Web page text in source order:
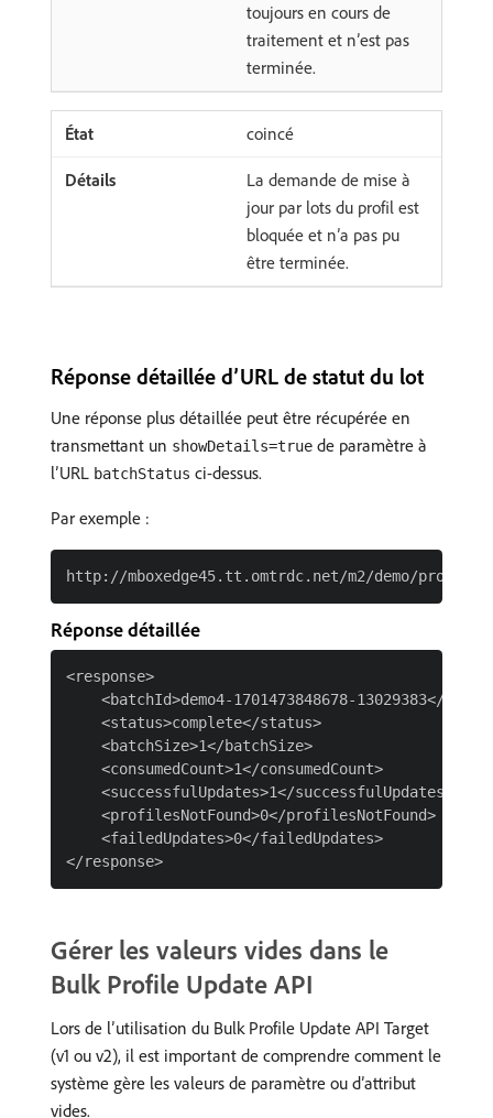
toujours en cours de
traitement et n’est pas
terminée.
coincé
La demande de mise à
jour par lots du profil est
bloquée et n’a pas pu
être terminée.
Réponse détaillée d’URL de statut du lot
Une réponse plus détaillée peut être récupérée en
transmettant un showDetails=true de paramètre à
l’URL batchStatus ci-dessus.
Par exemple :
Réponse détaillée
<response>
<batchId>demo4-1701473848678-13029383</
    <status>complete</status>
    <batchSize>1</batchSize>
    <consumedCount>1</consumedCount>
    <successfulUpdates>1</successfulUpdates>
    <profilesNotFound>0</profilesNotFound>
    <failedUpdates>0</failedUpdates>
Gérer les valeurs vides dans le
Bulk Profile Update API
Lors de l’utilisation du Bulk Profile Update API Target
(v1 ou v2), il est important de comprendre comment le
système gère les valeurs de paramètre ou d’attribut
vides.